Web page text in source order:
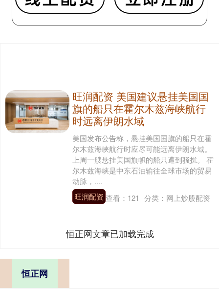
旺润配资 美国建议悬挂美国国
旗的船只在霍尔木兹海峡航行
时远离伊朗水域
美国发布公告称，悬挂美国国旗的船只在霍
尔木兹海峡航行时应尽可能远离伊朗水域。
上周一艘悬挂美国旗帜的船只遭到骚扰。 霍
尔木兹海峡是中东石油输往全球市场的贸易
动脉，....
旺润配资 查看： 121 分类： 网上炒股配资
恒正网文章已加载完成
恒正网